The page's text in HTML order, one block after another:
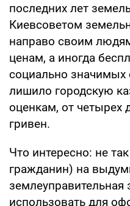
последних лет
Киевсоветом
направо своим
ценам, а иногда
социально значимых
лишило городскую
оценкам, от четырех
гривен.
Что интересно: не
гражданин) на
землеуправительная
использовать для